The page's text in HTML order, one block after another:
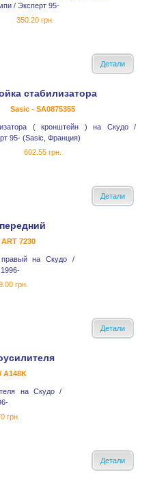
/ Эксперт 95-
350.20 грн.
Детали
стабилизатора
Sasic - SA0875355
( кронштейн ) на Скудо /
95- (Sasic, Франция)
602.55 грн.
Детали
7230
правый на Скудо /
грн.
Детали
A148K
на Скудо /
грн.
Детали